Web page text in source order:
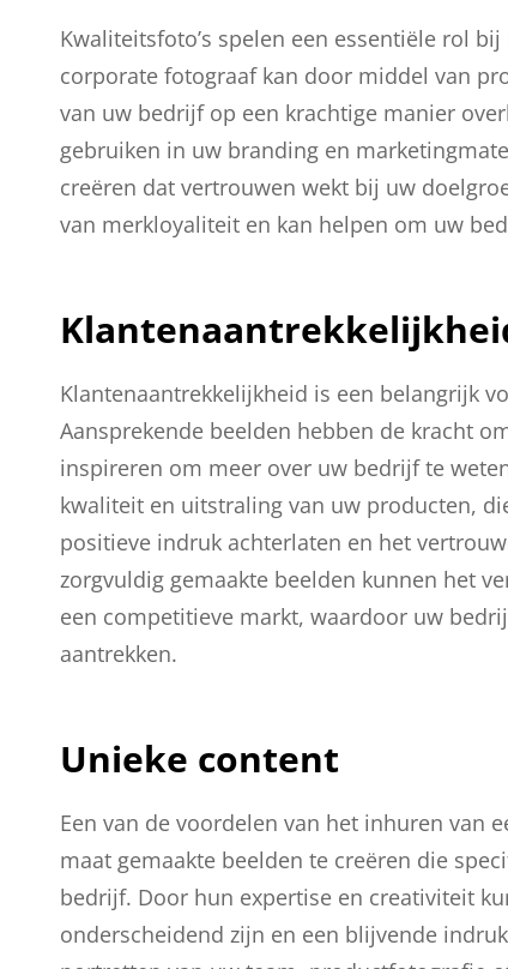
Kwaliteitsfoto’s spelen een essentiële rol
corporate fotograaf kan door middel van
van uw bedrijf op een krachtige manier
gebruiken in uw branding en
creëren dat vertrouwen wekt bij uw
van merkloyaliteit en kan helpen om uw
Klantenaantrekkelijkheid is een belangrijk
Aansprekende beelden hebben de kracht
inspireren om meer over uw bedrijf te
kwaliteit en uitstraling van uw producten,
positieve indruk achterlaten en het
zorgvuldig gemaakte beelden kunnen het
een competitieve markt, waardoor uw
aantrekken.
Unieke content
Een van de voordelen van het inhuren van
maat gemaakte beelden te creëren die
bedrijf. Door hun expertise en creativiteit
onderscheidend zijn en een blijvende